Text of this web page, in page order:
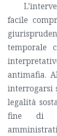
facile
temporale
antimafia.
interrogarsi
legalità
fine di